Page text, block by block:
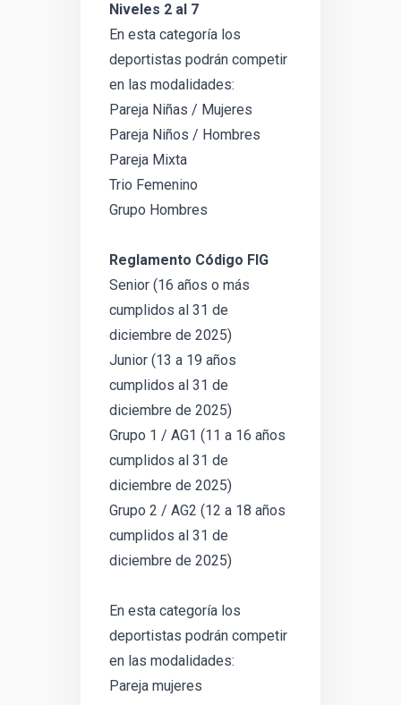
Niveles 2 al 7
En esta categoría los
deportistas podrán competir
en las modalidades:
Pareja Niñas / Mujeres
Pareja Niños / Hombres
Pareja Mixta
Trio Femenino
Grupo Hombres
Reglamento Código FIG
Senior (16 años o más
cumplidos al 31 de
diciembre de 2025)
Junior (13 a 19 años
cumplidos al 31 de
diciembre de 2025)
Grupo 1 / AG1 (11 a 16 años
cumplidos al 31 de
diciembre de 2025)
Grupo 2 / AG2 (12 a 18 años
cumplidos al 31 de
diciembre de 2025)
En esta categoría los
deportistas podrán competir
en las modalidades:
Pareja mujeres